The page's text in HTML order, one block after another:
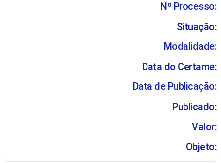
Nº Processo:
Situação:
Modalidade:
Data do Certame:
Data de Publicação:
Publicado:
Valor:
Objeto: